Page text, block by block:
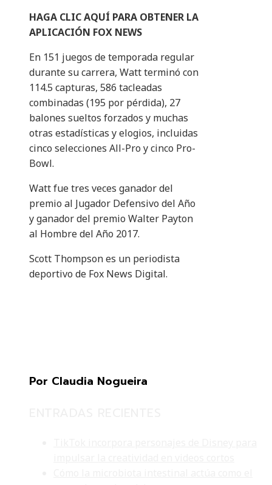
HAGA CLIC AQUÍ PARA OBTENER LA
APLICACIÓN FOX NEWS
En 151 juegos de temporada regular
durante su carrera, Watt terminó con
114.5 capturas, 586 tacleadas
combinadas (195 por pérdida), 27
balones sueltos forzados y muchas
otras estadísticas y elogios, incluidas
cinco selecciones All-Pro y cinco Pro-
Bowl.
Watt fue tres veces ganador del
premio al Jugador Defensivo del Año
y ganador del premio Walter Payton
al Hombre del Año 2017.
Scott Thompson es un periodista
deportivo de Fox News Digital.
Por Claudia Nogueira